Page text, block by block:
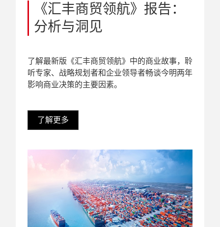
《汇丰商贸领航》报告：
分析与洞见
了解最新版《汇丰商贸领航》中的商业故事，聆
听专家、战略规划者和企业领导者畅谈今明两年
影响商业决策的主要因素。
了解更多